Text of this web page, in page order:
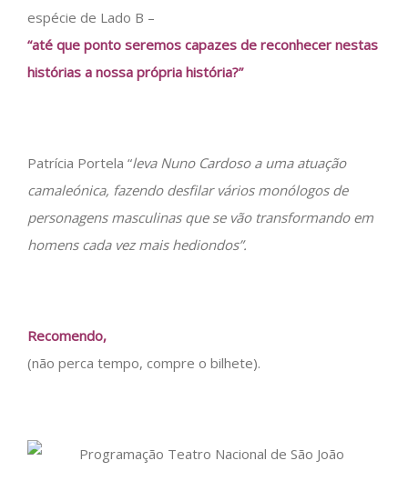
espécie de Lado B –
“até que ponto seremos capazes de reconhecer nestas
histórias a nossa própria história?”
Patrícia Portela “leva Nuno Cardoso a uma atuação
camaleónica, fazendo desfilar vários monólogos de
personagens masculinas que se vão transformando em
homens cada vez mais hediondos”.
Recomendo,
(não perca tempo, compre o bilhete).